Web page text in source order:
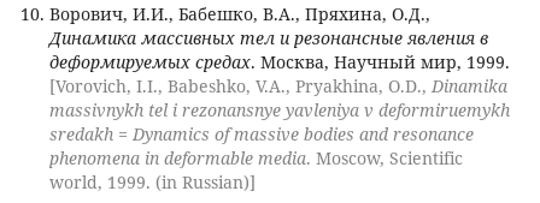
Ворович, И.И., Бабешко, В.А., Пряхина, О.Д.,
Динамика массивных тел и резонансные явления в
деформируемых средах. Москва, Научный мир, 1999.
[Vorovich, I.I., Babeshko, V.A., Pryakhina, O.D., Dinamika
massivnykh tel i rezonansnye yavleniya v deformiruemykh
sredakh = Dynamics of massive bodies and resonance
phenomena in deformable media. Moscow, Scientific
world, 1999. (in Russian)]